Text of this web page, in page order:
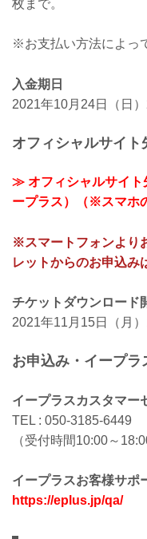
枚まで。
※お支払い方法によっ
入金期日
2021年10月24日（日
オフィシャルサイト
≫ オフィシャルサイト
ープラス）（※スマホ
※スマートフォンより
レットからのお申込み
チケットダウンロード
2021年11月15日（月
お申込み・イープ
イープラスカスタマー
TEL : 050-3185-6449
（受付時間10:00～
イープラスお客様サポ
https://eplus.jp/qa/